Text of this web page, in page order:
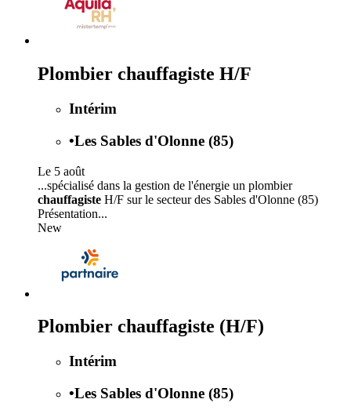
Plombier chauffagiste H/F
Intérim
•Les Sables d'Olonne (85)
Le 5 août
...spécialisé dans la gestion de l'énergie un plombier
chauffagiste H/F sur le secteur des Sables d'Olonne (85)
Présentation...
New
Plombier chauffagiste (H/F)
Intérim
•Les Sables d'Olonne (85)